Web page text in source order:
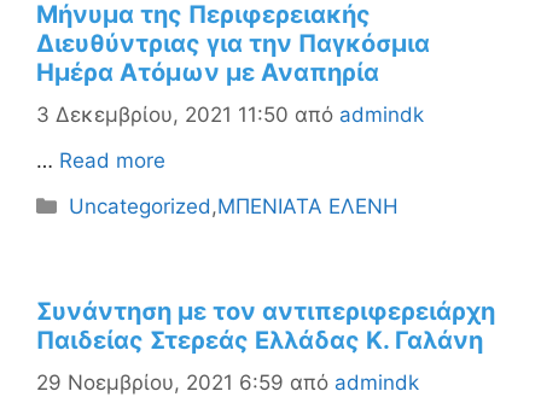
Μήνυμα της Περιφερειακής
Διευθύντριας για την Παγκόσμια
Ημέρα Ατόμων με Αναπηρία
3 Δεκεμβρίου, 2021 11:50 από admindk
… Read more
Κατηγορίες
Uncategorized ,ΜΠΕΝΙΑΤΑ ΕΛΕΝΗ
Συνάντηση με τον αντιπεριφερειάρχη
Παιδείας Στερεάς Ελλάδας Κ. Γαλάνη
29 Νοεμβρίου, 2021 6:59 από admindk